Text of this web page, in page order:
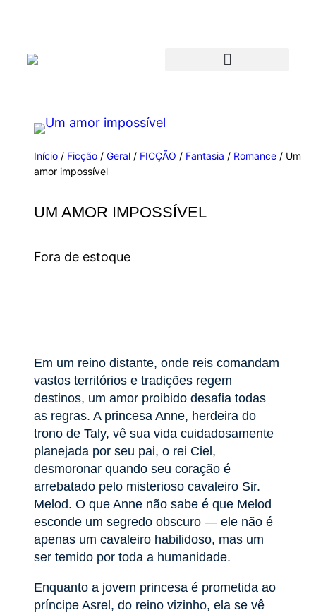
Início / Ficção /Geral / FICÇÃO / Fantasia / Romance / Um
amor impossível
UM AMOR IMPOSSÍVEL
Fora de estoque
Em um reino distante, onde reis comandam
vastos territórios e tradições regem
destinos, um amor proibido desafia todas
as regras. A princesa Anne, herdeira do
trono de Taly, vê sua vida cuidadosamente
planejada por seu pai, o rei Ciel,
desmoronar quando seu coração é
arrebatado pelo misterioso cavaleiro Sir.
Melod. O que Anne não sabe é que Melod
esconde um segredo obscuro — ele não é
apenas um cavaleiro habilidoso, mas um
ser temido por toda a humanidade.
Enquanto a jovem princesa é prometida ao
príncipe Asrel, do reino vizinho, ela se vê